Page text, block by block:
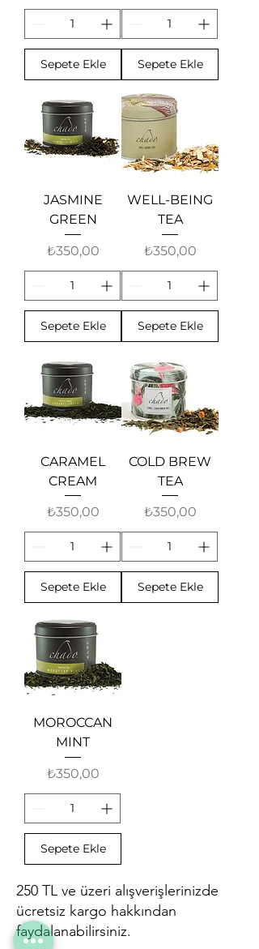
Sepete Ekle Sepete Ekle
JASMINE
GREEN
Fiyat
₺350,00
Sepete Ekle
WELL-BEING
TEA
Fiyat
₺350,00
Sepete Ekle
CARAMEL
CREAM
Fiyat
₺350,00
Sepete Ekle
COLD BREW
TEA
Fiyat
₺350,00
Sepete Ekle
MOROCCAN
MINT
Fiyat
₺350,00
Sepete Ekle
250 TL ve üzeri alışverişlerinizde
ücretsiz kargo hakkından
faydalanabilirsiniz.